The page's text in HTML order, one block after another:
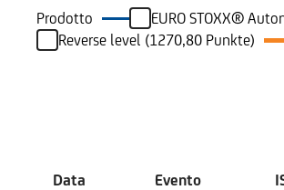
Prodotto EURO STOXX®
Reverse level (1270,80 Punkte)
Data Evento